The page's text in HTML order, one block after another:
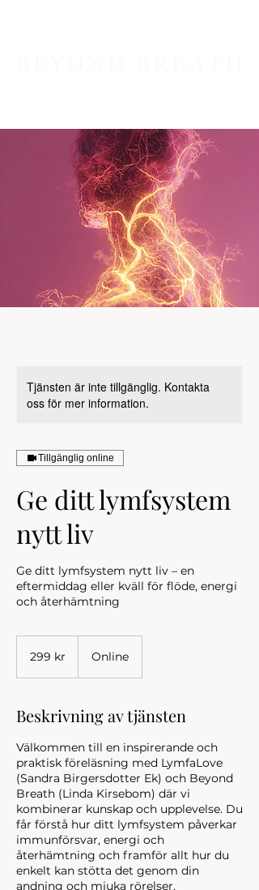
Tjänsten är inte tillgänglig. Kontakta
oss för mer information.
Tillgänglig online
Ge ditt lymfsystem
nytt liv
Ge ditt lymfsystem nytt liv – en
eftermiddag eller kväll för flöde, energi
och återhämtning
kronor299 kr Online
Beskrivning av tjänsten
Välkommen till en inspirerande och
praktisk föreläsning med LymfaLove
(Sandra Birgersdotter Ek) och Beyond
Breath (Linda Kirsebom) där vi
kombinerar kunskap och upplevelse. Du
får förstå hur ditt lymfsystem påverkar
immunförsvar, energi och
återhämtning och framför allt hur du
enkelt kan stötta det genom din
andning och mjuka rörelser.